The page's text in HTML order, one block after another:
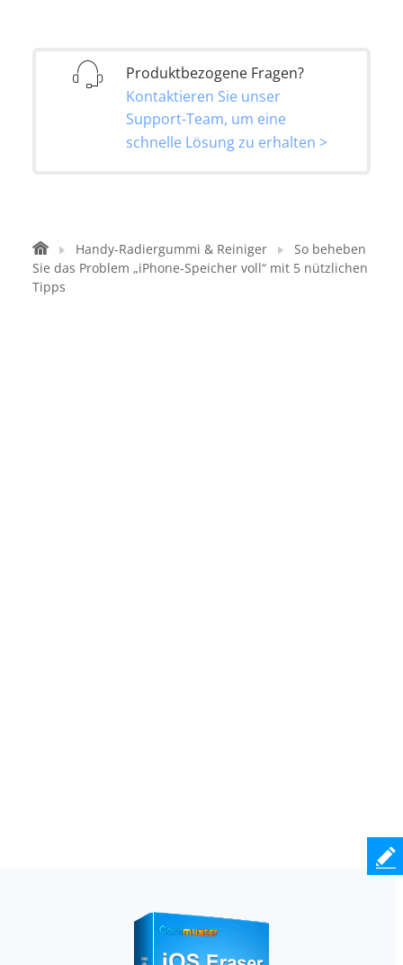
Produktbezogene Fragen?
Kontaktieren Sie unser
Support-Team, um eine
schnelle Lösung zu erhalten >
Handy-Radiergummi & Reiniger
So beheben
Sie das Problem „iPhone-Speicher voll“ mit 5 nützlichen
Tipps